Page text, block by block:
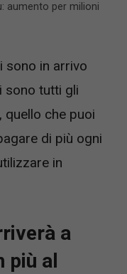
aumento per milioni
sono in arrivo
sono tutti gli
che puoi
di più ogni
in
a
al